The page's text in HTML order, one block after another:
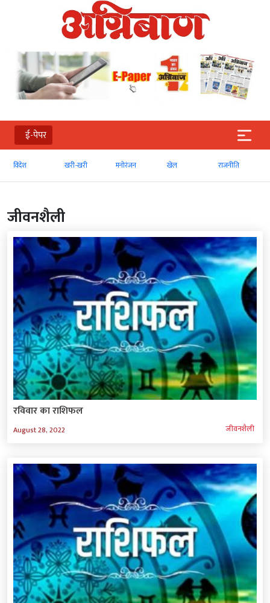
ई-पेपर
खरी-खरी मनोरंजन खेल राजनीति व्‍यापार
जीवनशैली
रविवार का राशिफल
August 28, 2022 जीवनशैली